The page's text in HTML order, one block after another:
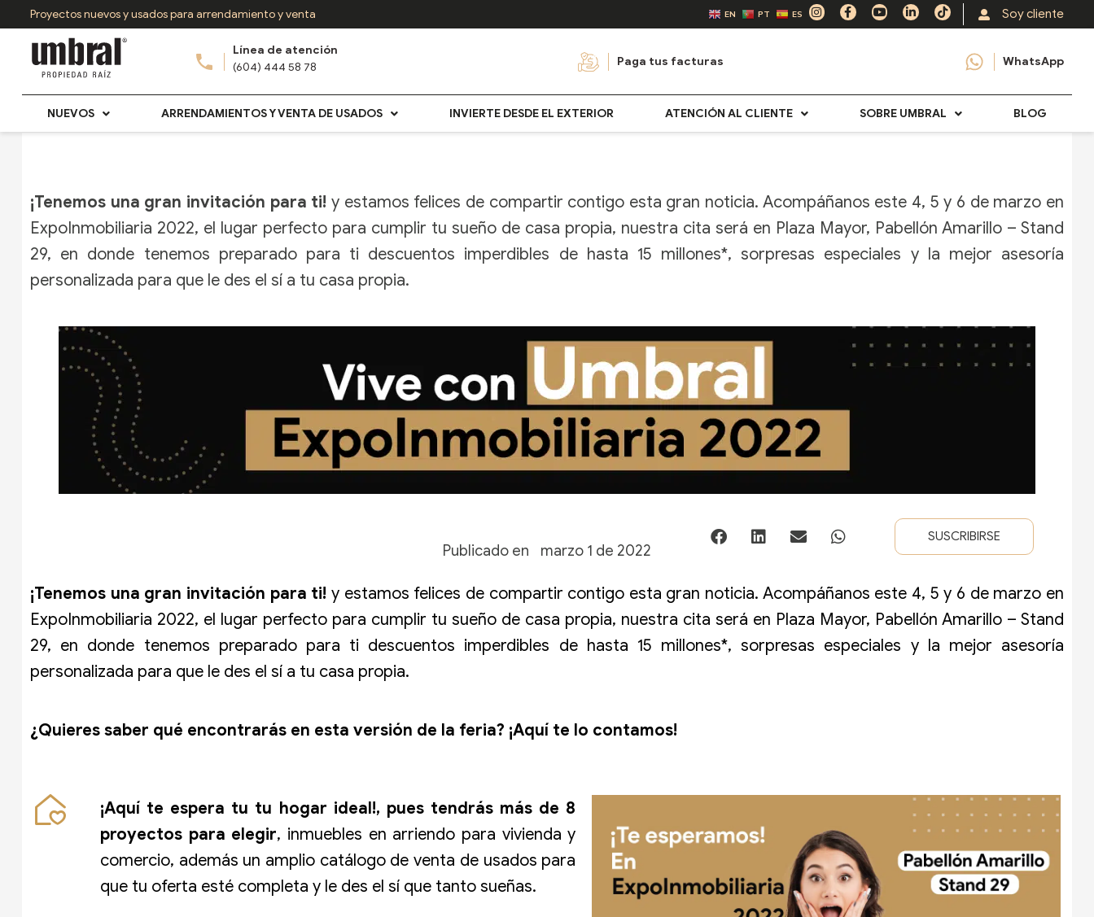
al
Proyectos nuevos y usados para arrendamiento y venta EN PT ES I
n
s
m
F
a
c
-
Y
o
u
L
i
n
-
i
n
T
i
k
Soy cliente
Línea de atención
(604) 444 58 78
Paga tus facturas WhatsApp
NUEVOS ARRENDAMIENTOS Y VENTA DE USADOS INVIERTE DESDE EL EXTERIOR ATENCIÓN AL CLIENTE SOBRE UMBRAL BLOG
¡Tenemos una gran invitación para ti! y estamos felices de compartir contigo esta gran noticia. Acompáñanos este 4, 5 y 6 de marzo en
ExpoInmobiliaria 2022, el lugar perfecto para cumplir tu sueño de casa propia, nuestra cita será en Plaza Mayor, Pabellón Amarillo – Stand
29, en donde tenemos preparado para ti descuentos imperdibles de hasta 15 millones*, sorpresas especiales y la mejor asesoría
personalizada para que le des el sí a tu casa propia.
Publicado en marzo 1 de 2022
SUSCRIBIRSE
¡Tenemos una gran invitación para ti! y estamos felices de compartir contigo esta gran noticia. Acompáñanos este 4, 5 y 6 de marzo en
ExpoInmobiliaria 2022, el lugar perfecto para cumplir tu sueño de casa propia, nuestra cita será en Plaza Mayor, Pabellón Amarillo – Stand
29, en donde tenemos preparado para ti descuentos imperdibles de hasta 15 millones*, sorpresas especiales y la mejor asesoría
personalizada para que le des el sí a tu casa propia.
¿Quieres saber qué encontrarás en esta versión de la feria? ¡Aquí te lo contamos!
¡Aquí te espera tu tu hogar ideal!, pues tendrás más de 8
proyectos para elegir, inmuebles en arriendo para vivienda y
comercio, además un amplio catálogo de venta de usados para
que tu oferta esté completa y le des el sí que tanto sueñas.